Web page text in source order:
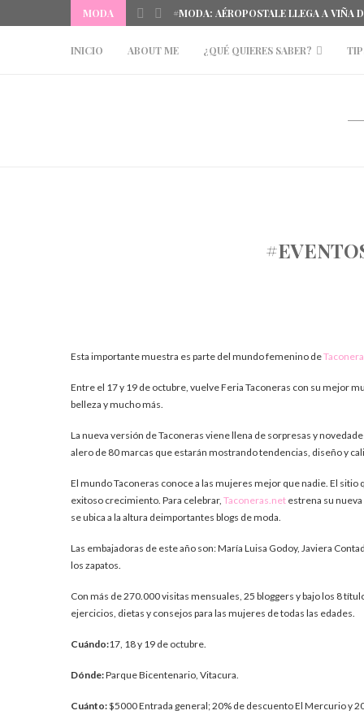
MODA #MODA: AÉROPOSTALE LLEGA A VIÑA
INICIO ABOUT ME ¿QUÉ QUIERES SABER?
Esta importante muestra es parte del mundo femenino de
Entre el 17 y 19 de octubre, vuelve Feria Taconeras con su mejor
belleza y mucho más.
La nueva versión de Taconeras viene llena de sorpresas y
alero de 80 marcas que estarán mostrando tendencias, diseño y
El mundo Taconeras conoce a las mujeres mejor que nadie. El
exitoso crecimiento. Para celebrar, Taconeras.net estrena su
se ubica a la altura deimportantes blogs de moda.
Las embajadoras de este año son: María Luisa Godoy, Javiera
los zapatos.
Con más de 270.000 visitas mensuales, 25 bloggers y bajo los 8
ejercicios, dietas y consejos para las mujeres de todas las edades.
Cuándo:17, 18 y 19 de octubre.
Dónde:Parque Bicentenario, Vitacura.
Cuánto:$5000 Entrada general; 20% de descuento El Mercurio y